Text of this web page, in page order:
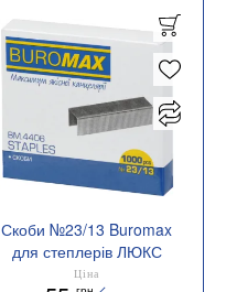
Скоби №23/13 Buromax
для степлерів ЛЮКС
BM.4406
Ціна